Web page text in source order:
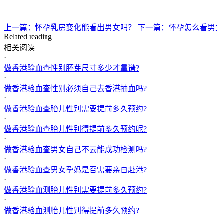
上一篇：怀孕乳房变化能看出男女吗？
下一篇：怀孕怎么看男
Related reading
相关阅读
·
做香港验血查性别胚芽尺寸多少才靠谱?
·
做香港验血查性别必须自己去香港抽血吗?
·
做香港验血查胎儿性别需要提前多久预约?
·
做香港验血查胎儿性别得提前多久预约呢?
·
做香港验血查男女自己不去能成功检测吗?
·
做香港验血查男女孕妈是否需要亲自赴港?
·
做香港验血测胎儿性别需要提前多久预约?
·
做香港验血测胎儿性别得提前多久预约?